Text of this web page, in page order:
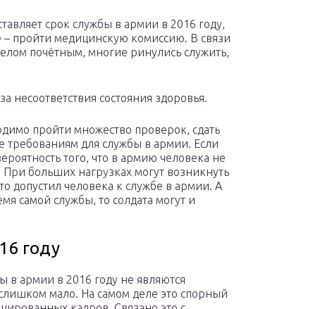
срок службы в армии в 2016 году,
пройти медицинскую комиссию. В связи
почётным, многие ринулись служить,
несоответствия состояния здоровья.
пройти множество проверок, сдать
требованиям для службы в армии. Если
того, что в армию человека не
больших нагрузках могут возникнуть
допустил человека к службе в армии. А
самой службы, то солдата могут и
году
в армии в 2016 году не являются
мало. На самом деле это спорный